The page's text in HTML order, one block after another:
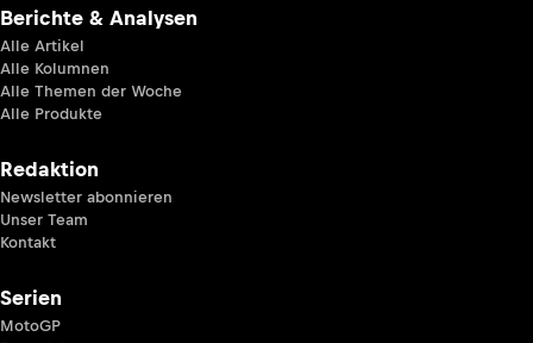
Berichte & Analysen
Alle Artikel
Alle Kolumnen
Alle Themen der Woche
Alle Produkte
Redaktion
Newsletter abonnieren
Unser Team
Kontakt
Serien
MotoGP